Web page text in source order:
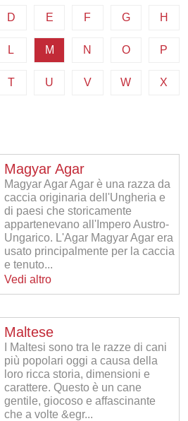
D E F G H
L M N O P
T U V W X
Magyar Agar
Magyar Agar Agar è una razza da
caccia originaria dell'Ungheria e
di paesi che storicamente
appartenevano all'Impero Austro-
Ungarico. L'Agar Magyar Agar era
usato principalmente per la caccia
e tenuto...
Vedi altro
Maltese
I Maltesi sono tra le razze di cani
più popolari oggi a causa della
loro ricca storia, dimensioni e
carattere. Questo è un cane
gentile, giocoso e affascinante
che a volte &egr...